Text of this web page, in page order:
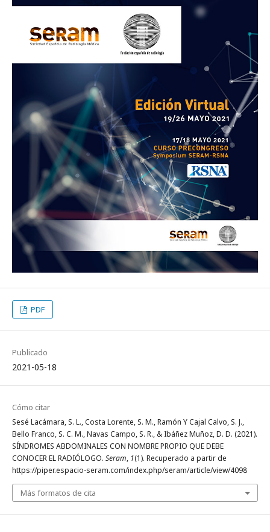
PDF
Publicado
2021-05-18
Cómo citar
Sesé Lacámara, S. L., Costa Lorente, S. M., Ramón Y Cajal Calvo, S. J.,
Bello Franco, S. C. M., Navas Campo, S. R., & Ibáñez Muñoz, D. D. (2021).
SÍNDROMES ABDOMINALES CON NOMBRE PROPIO QUE DEBE
CONOCER EL RADIÓLOGO. Seram, 1(1). Recuperado a partir de
https://piper.espacio-seram.com/index.php/seram/article/view/4098
Más formatos de cita